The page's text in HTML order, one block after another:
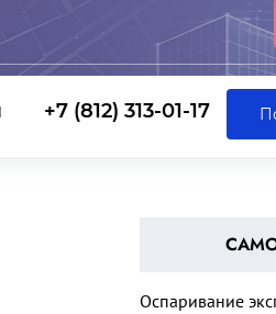
+7 (812) 313-01-17
Оспаривание